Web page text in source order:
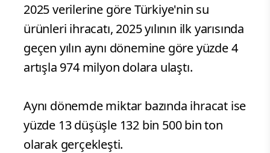
2025 verilerine göre Türkiye'nin su
ürünleri ihracatı, 2025 yılının ilk yarısında
geçen yılın aynı dönemine göre yüzde 4
artışla 974 milyon dolara ulaştı.
Aynı dönemde miktar bazında ihracat ise
yüzde 13 düşüşle 132 bin 500 bin ton
olarak gerçekleşti.